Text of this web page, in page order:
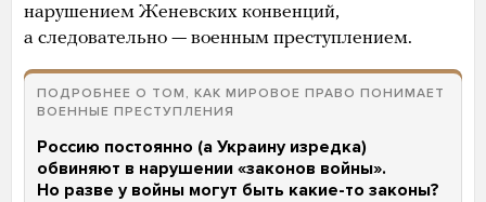
нарушением Женевских конвенций,
а следовательно — военным преступлением.
ПОДРОБНЕЕ О ТОМ, КАК МИРОВОЕ ПРАВО ПОНИМАЕТ
ВОЕННЫЕ ПРЕСТУПЛЕНИЯ
Россию постоянно (а Украину изредка)
обвиняют в нарушении «законов войны».
Но разве у войны могут быть какие-то законы?